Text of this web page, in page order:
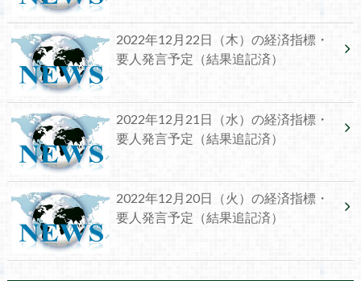
2022年12月22日（木）の経済指標・
要人発言予定（結果追記済）
2022年12月21日（水）の経済指標・
要人発言予定（結果追記済）
2022年12月20日（火）の経済指標・
要人発言予定（結果追記済）